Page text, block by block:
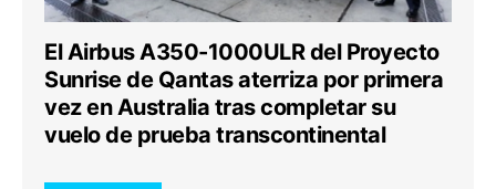
El Airbus A350-1000ULR del Proyecto
Sunrise de Qantas aterriza por primera
vez en Australia tras completar su
vuelo de prueba transcontinental